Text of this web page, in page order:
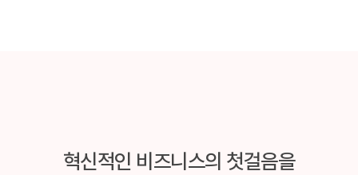
혁신적인 비즈니스의 첫걸음을